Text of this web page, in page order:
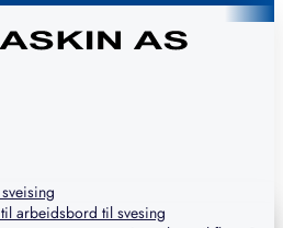
arbeidsbord til svesing